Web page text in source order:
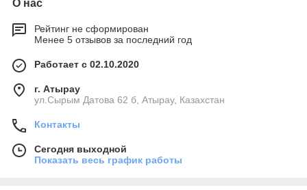
О нас
Рейтинг не сформирован
Менее 5 отзывов за последний год
Работает с 02.10.2020
г. Атырау
ул.Сырым Датова 62 б, Атырау, Казахстан
Контакты
Сегодня выходной
Показать весь график работы